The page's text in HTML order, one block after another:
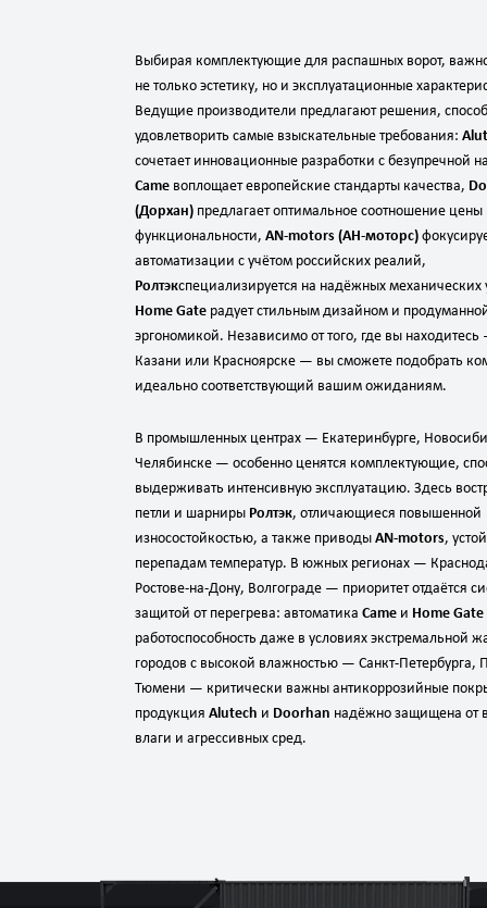
Выбирая комплектующие для распашных ворот,
не только эстетику, но и эксплуатационные
Ведущие производители предлагают решения,
удовлетворить самые взыскательные требования:
сочетает инновационные разработки с безупречной
Came воплощает европейские стандарты качества,
(Дорхан) предлагает оптимальное соотношение цены
функциональности, AN‑motors (АН‑моторс)
автоматизации с учётом российских реалий,
Ролтэкспециализируется на надёжных механических
Home Gate радует стильным дизайном и
эргономикой. Независимо от того, где вы
Казани или Красноярске — вы сможете подобрать
идеально соответствующий вашим ожиданиям.
В промышленных центрах — Екатеринбурге,
Челябинске — особенно ценятся комплектующие,
выдерживать интенсивную эксплуатацию. Здесь
петли и шарниры Ролтэк, отличающиеся повышенной
износостойкостью, а также приводы AN‑motors,
перепадам температур. В южных регионах —
Ростове‑на‑Дону, Волгограде — приоритет отдаётся
защитой от перегрева: автоматика Came и Home Gate
работоспособность даже в условиях экстремальной
городов с высокой влажностью — Санкт‑Петербурга,
Тюмени — критически важны антикоррозийные
продукция Alutech и Doorhan надёжно защищена от
влаги и агрессивных сред.